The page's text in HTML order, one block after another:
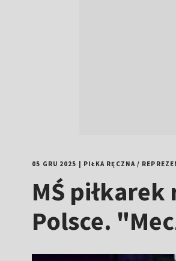
05 GRU 2025 PIŁKA RĘCZNA/
MŚ
Polsce.